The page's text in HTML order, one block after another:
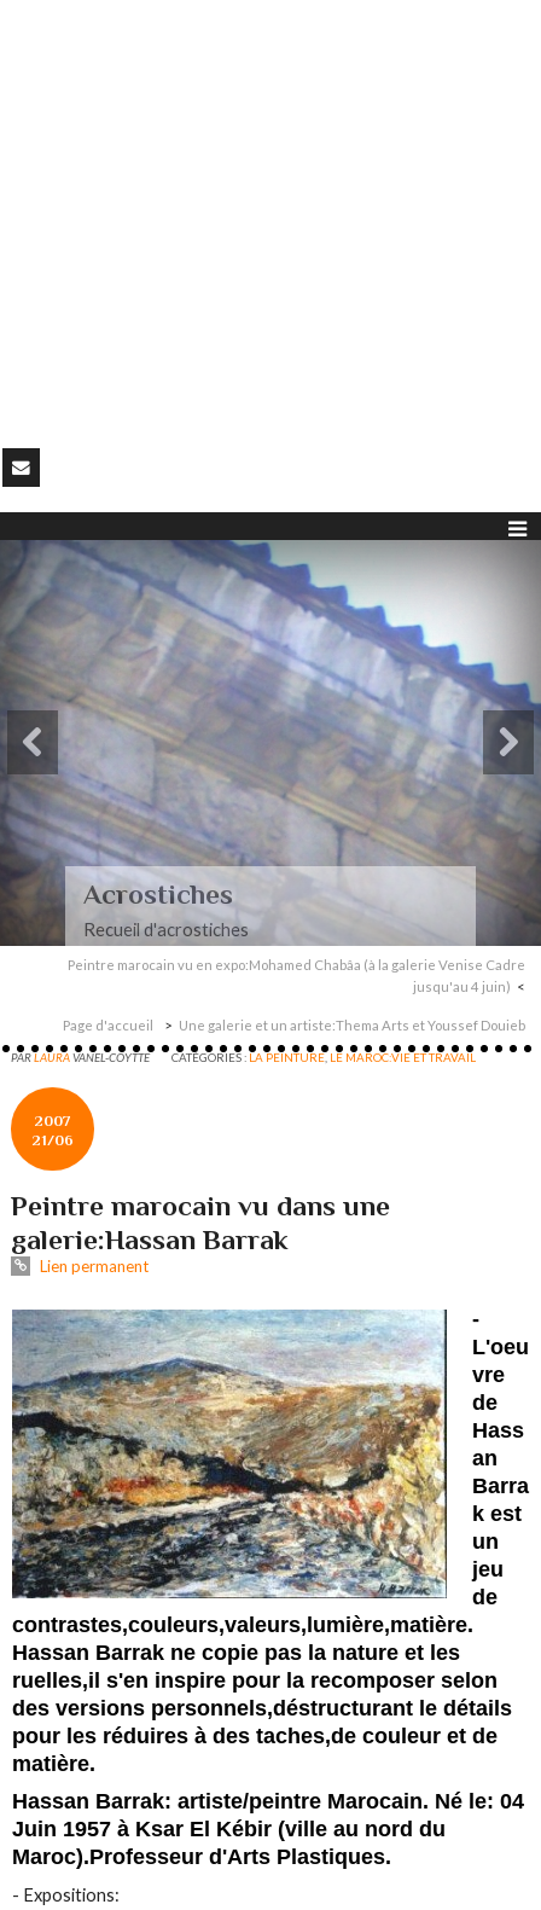
Acrostiches
Recueil d'acrostiches
Peintre marocain vu en expo:Mohamed Chabâa (à la galerie Venise Cadre
jusqu'au 4 juin)
Page d'accueil Une galerie et un artiste:Thema Arts et Youssef Douieb
PARLAURAVANEL-COYTTE CATÉGORIES : LA PEINTURE, LE MAROC:VIE ET TRAVAIL
2007
21/06
Peintre marocain vu dans une
galerie:Hassan Barrak
Lien permanent
-
L'oeu
vre
de
Hass
an
Barra
k est
un
jeu
de
contrastes,couleurs,valeurs,lumière,matière.
Hassan Barrak ne copie pas la nature et les
ruelles,il s'en inspire pour la recomposer selon
des versions personnels,déstructurant le détails
pour les réduires à des taches,de couleur et de
matière.
Hassan Barrak: artiste/peintre Marocain. Né le: 04
Juin 1957 à Ksar El Kébir (ville au nord du
Maroc).Professeur d'Arts Plastiques.
- Expositions: